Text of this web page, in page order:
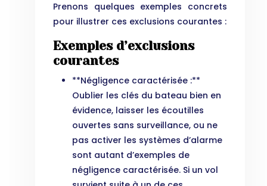
Prenons quelques exemples concrets
pour illustrer ces exclusions courantes :
Exemples d’exclusions
courantes
**Négligence caractérisée :**
Oublier les clés du bateau bien en
évidence, laisser les écoutilles
ouvertes sans surveillance, ou ne
pas activer les systèmes d’alarme
sont autant d’exemples de
négligence caractérisée. Si un vol